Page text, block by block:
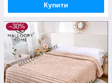
Купити
–30%